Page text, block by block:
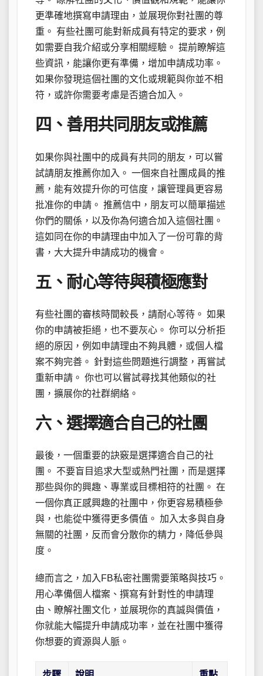
更準確地撰寫申請理由，並展現你對社團的尊
重。 有些社團可能對新成員有特定的要求，例
如需要自我介紹或分享相關經驗。 提前瞭解這
些資訊，能讓你更有準備，增加申請成功率。
如果你發現這個社團的文化或規範與你並不相
符，或許你需要考慮是否適合加入。
四、善用共同朋友或推薦
如果你與社團中的成員有共同的朋友，可以嘗
試請朋友推薦你加入。 一個來自社團成員的推
薦，能有效提升你的可信度，讓管理員更容易
批准你的申請。 推薦信中，朋友可以簡單描述
你們的關係，以及你為何適合加入這個社團。
這如同在你的申請理由中加入了一份可靠的背
書，大大提升申請成功的機會。
五、耐心等待與積極應對
有些社團的審核時間較長，請耐心等待。 如果
你的申請被拒絕，也不要灰心。 你可以分析拒
絕的原因，例如申請理由不夠具體，或個人檔
案不夠完善。 針對這些問題進行調整，再嘗試
重新申請。 你也可以嘗試尋找其他類似的社
團，擴展你的社群網絡。
六、選擇適合自己的社團
最後，一個重要的訣竅是選擇適合自己的社
團。 不要盲目追求大型或熱門社團，而是選擇
那些與你的興趣、專業或目標相符的社團。 在
一個你真正感興趣的社團中，你更容易積極參
與，也能從中獲得更多價值。 加入太多與自身
無關的社團，反而會分散你的精力，降低參與
度。
總而言之，加入FB私密社團需要策略與技巧。
用心準備個人檔案、撰寫有針對性的申請理
由、瞭解社團文化，並展現你的真誠與價值，
你就能大幅提升申請成功率，並在社團中獲得
你想要的資源與人脈。